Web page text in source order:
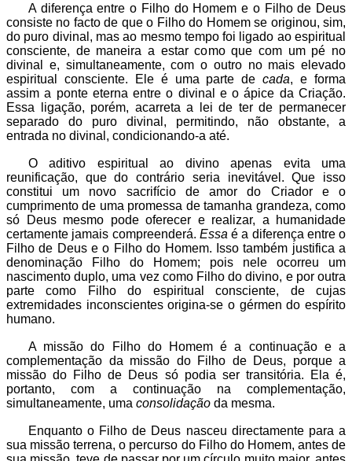
A diferença entre o Filho do Homem e o Filho de Deus
consiste no facto de que o Filho do Homem se originou, sim,
do puro divinal, mas ao mesmo tempo foi ligado ao espiritual
consciente, de maneira a estar como que com um pé no
divinal e, simultaneamente, com o outro no mais elevado
espiritual consciente. Ele é uma parte decada, e forma
assim a ponte eterna entre o divinal e o ápice da Criação.
Essa ligação, porém, acarreta a lei de ter de permanecer
separado do puro divinal, permitindo, não obstante, a
entrada no divinal, condicionando-a até.
O aditivo espiritual ao divino apenas evita uma
reunificação, que do contrário seria inevitável. Que isso
constitui um novo sacrifício de amor do Criador e o
cumprimento de uma promessa de tamanha grandeza, como
só Deus mesmo pode oferecer e realizar, a humanidade
certamente jamais compreenderá. Essa é a diferença entre o
Filho de Deus e o Filho do Homem. Isso também justifica a
denominação Filho do Homem; pois nele ocorreu um
nascimento duplo, uma vez como Filho do divino, e por outra
parte como Filho do espiritual consciente, de cujas
extremidades inconscientes origina-se o gérmen do espírito
humano.
A missão do Filho do Homem é a continuação e a
complementação da missão do Filho de Deus, porque a
missão do Filho de Deus só podia ser transitória. Ela é,
portanto, com a continuação na complementação,
simultaneamente, uma consolidação da mesma.
Enquanto o Filho de Deus nasceu directamente para a
sua missão terrena, o percurso do Filho do Homem, antes de